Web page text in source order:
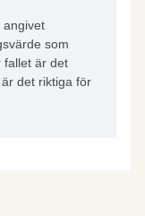
angivet
som
fallet är det
det riktiga för